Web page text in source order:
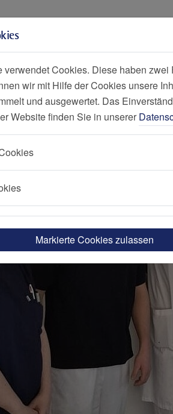
Social Media
verwendet Cookies. Diese haben
wir mit Hilfe der Cookies unsere
und ausgewertet. Das
Website finden Sie in unserer
Markierte Cookies zulassen